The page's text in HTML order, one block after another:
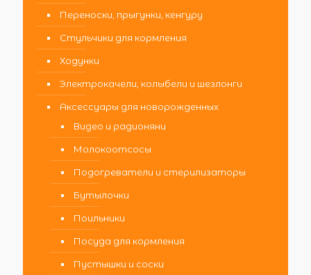
Переноски, прыгунки, кенгуру
Стульчики для кормления
Ходунки
Электрокачели, колыбели и шезлонги
Аксессуары для новорожденных
Видео и радионяни
Молокоотсосы
Подогреватели и стерилизаторы
Бутылочки
Поильники
Посуда для кормления
Пустышки и соски